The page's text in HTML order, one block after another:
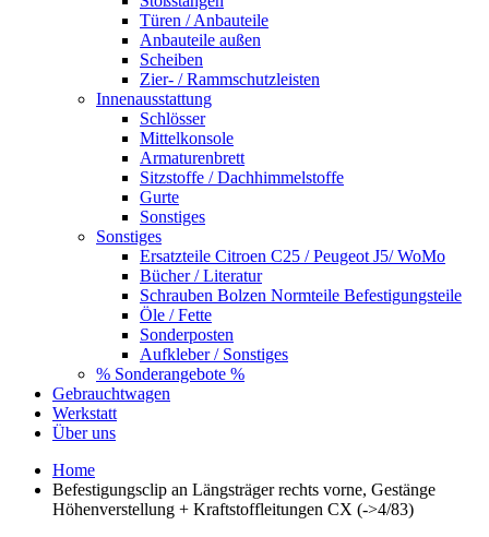
Türen / Anbauteile
Anbauteile außen
Scheiben
Zier- / Rammschutzleisten
Innenausstattung
Schlösser
Mittelkonsole
Armaturenbrett
Sitzstoffe / Dachhimmelstoffe
Gurte
Sonstiges
Sonstiges
Ersatzteile Citroen C25 / Peugeot J5/ WoMo
Bücher / Literatur
Schrauben Bolzen Normteile Befestigungsteile
Öle / Fette
Sonderposten
Aufkleber / Sonstiges
% Sonderangebote %
Gebrauchtwagen
Werkstatt
Über uns
Home
Befestigungsclip an Längsträger rechts vorne, Gestänge
Höhenverstellung + Kraftstoffleitungen CX (->4/83)